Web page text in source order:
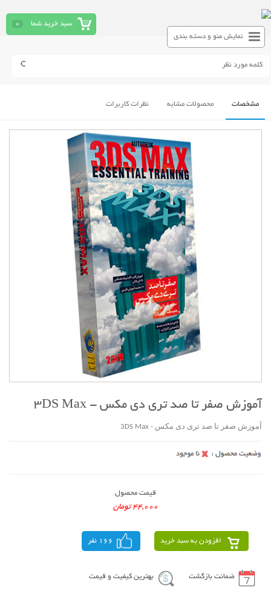
سبد خرید شما
0
نمایش منو و دسته بندی
مشخصات محصولات مشابه نظرات کاربرات
آموزش صفر تا صد تری دی مکس - 3DS Max
آموزش صفر تا صد تری دی مکس - 3DS Max
قیمت محصول
44,000 تومان
افزودن به سبد خرید 166 نفر
ضمانت بازگشت بهترین کیفیت و قیمت